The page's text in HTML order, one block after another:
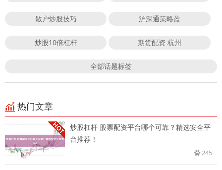
散户炒股技巧 沪深通策略盈
炒股10倍杠杆 期货配资 杭州
全部话题标签
热门文章
炒股杠杆 股票配资平台哪个可靠？精选安全平
台推荐！
245